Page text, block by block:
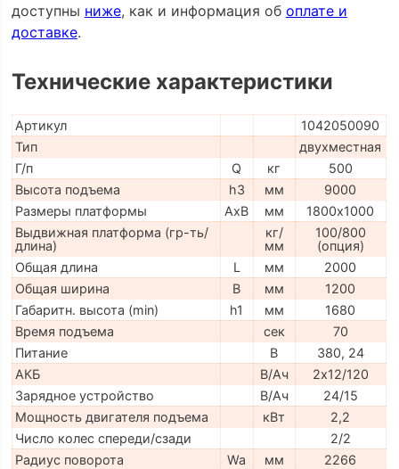
доступны ниже, как и информация об оплате и
доставке.
Технические характеристики
Артикул
1042050090
Тип
двухместная
Г/п
Q кг
500
Высота подъема
h3 мм
9000
Размеры платформы
AxB мм
1800х1000
Выдвижная платформа (гр-ть/
длина)
кг/
мм
100/800
(опция)
Общая длина
L мм
2000
Общая ширина
B мм
1200
Габаритн. высота (min)
h1 мм
1680
Время подъема
сек
70
Питание
В
380, 24
АКБ
В/Ач
2х12/120
Зарядное устройство
В/Ач
24/15
Мощность двигателя подъема
кВт
2,2
Число колес спереди/сзади
2/2
Радиус поворота
Wa мм
2266